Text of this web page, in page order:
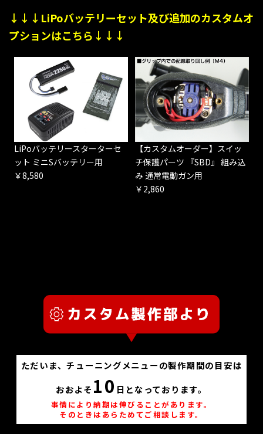
↓↓↓LiPoバッテリーセット及び追加のカスタムオ
プションはこちら↓↓↓
LiPoバッテリースターターセ
ット ミニSバッテリー用
￥8,580
【カスタムオーダー】スイッ
チ保護パーツ 『SBD』 組み込
み 通常電動ガン用
￥2,860
ただいま、チューニングメニューの製作期間の目安は
おおよそ 10 日となっております。
事情により納期は伸びることがあります。
そのときはあらためてご相談します。